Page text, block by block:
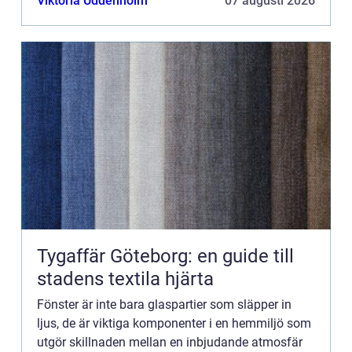
Tygaffär Göteborg: en guide till
stadens textila hjärta
Fönster är inte bara glaspartier som släpper in
ljus, de är viktiga komponenter i en hemmiljö som
utgör skillnaden mellan en inbjudande atmosfär